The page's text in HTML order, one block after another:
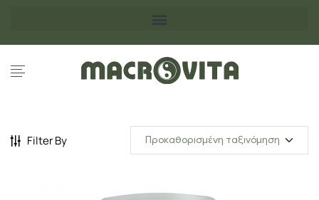
Filter By